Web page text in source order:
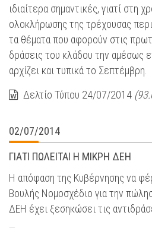
ιδιαίτερα σημαντικές, γιατί στη
ολοκλήρωσης της τρέχουσας
τα θέματα που αφορούν στις
δράσεις του κλάδου την αμέσως
αρχίζει και τυπικά το Σεπτέμβρη.
Δελτίο Τύπου 24/07/2014
02/07/2014
ΓΙΑΤΙ ΠΩΛΕΙΤΑΙ Η ΜΙΚΡΗ ΔΕΗ
Η απόφαση της Κυβέρνησης να
Βουλής Νομοσχέδιο για την
ΔΕΗ έχει ξεσηκώσει τις